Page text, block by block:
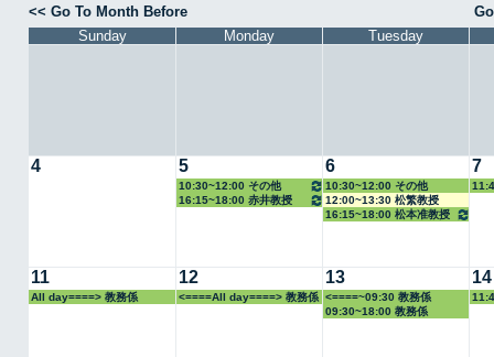
<< Go To Month Before
Sunday
Monday Tuesday
4 5
10:30~12:00 その他
16:15~18:00 赤井教授
6
10:30~12:00 その他
12:00~13:30 松繁教授
16:15~18:00 松本准教授
7
11
All day====> 教務係
12
<====All day====> 教務係
13
<====~09:30 教務係
09:30~18:00 教務係
14